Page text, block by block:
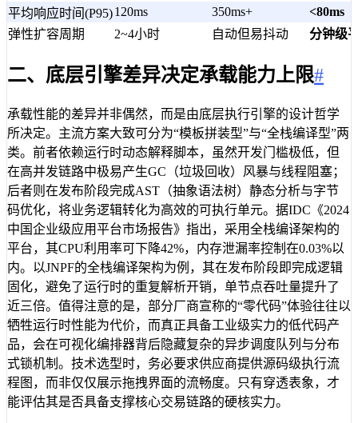
平均响应时间(P95)120ms 350ms+
<80ms
弹性扩容周期
2~4小时 自动但易抖动 分钟级
二、底层引擎差异决定承载能力上限#
承载性能的差异并非偶然，而是由底层执行引擎的设计哲学
所决定。主流方案大致可分为“模板拼装型”与“全栈编译型”两
类。前者依赖运行时动态解释脚本，虽然开发门槛极低，但
在高并发链路中极易产生GC（垃圾回收）风暴与线程阻塞；
后者则在发布阶段完成AST（抽象语法树）静态分析与字节
码优化，将业务逻辑转化为高效的可执行单元。据IDC《2024
中国企业级应用平台市场报告》指出，采用全栈编译架构的
平台，其CPU利用率可下降42%，内存泄漏率控制在0.03%以
内。以JNPF的全栈编译架构为例，其在发布阶段即完成逻辑
固化，避免了运行时的重复解析开销，单节点吞吐量提升了
近三倍。值得注意的是，部分厂商宣称的“零代码”体验往往以
牺牲运行时性能为代价，而真正具备工业级实力的低代码产
品，会在可视化编排器背后隐藏复杂的异步调度队列与分布
式锁机制。技术选型时，务必要求供应商提供源码级执行流
程图，而非仅仅展示拖拽界面的流畅度。只有穿透表象，才
能评估其是否具备支撑核心交易链路的硬核实力。